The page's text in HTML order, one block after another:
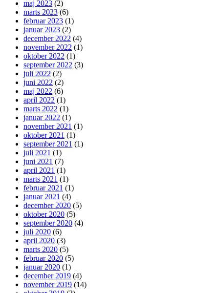
maj 2023 (2)
marts 2023 (6)
februar 2023 (1)
januar 2023 (2)
december 2022 (4)
november 2022 (1)
oktober 2022 (1)
september 2022 (3)
juli 2022 (2)
juni 2022 (2)
maj 2022 (6)
april 2022 (1)
marts 2022 (1)
januar 2022 (1)
november 2021 (1)
oktober 2021 (1)
september 2021 (1)
juli 2021 (1)
juni 2021 (7)
april 2021 (1)
marts 2021 (1)
februar 2021 (1)
januar 2021 (4)
december 2020 (5)
oktober 2020 (5)
september 2020 (4)
juli 2020 (6)
april 2020 (3)
marts 2020 (5)
februar 2020 (5)
januar 2020 (1)
december 2019 (4)
november 2019 (14)